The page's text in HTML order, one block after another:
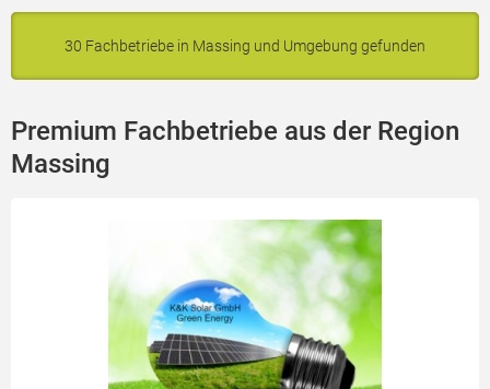
30 Fachbetriebe in Massing und Umgebung gefunden
Premium Fachbetriebe aus der Region
Massing